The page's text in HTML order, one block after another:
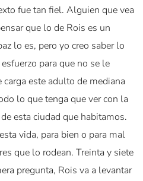
fue tan fiel. Alguien que vea
que lo de Rois es un
lo es, pero yo creo saber lo
para que no se le
carga este adulto de mediana
lo que tenga que ver con la
esta ciudad que habitamos.
vida, para bien o para mal
que lo rodean. Treinta y siete
pregunta, Rois va a levantar